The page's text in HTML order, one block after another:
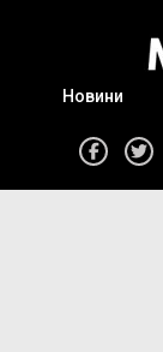
Новини